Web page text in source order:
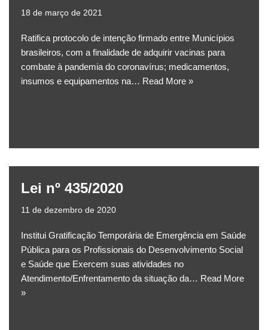
18 de março de 2021
Ratifica protocolo de intenção firmado entre Municípios
brasileiros, com a finalidade de adquirir vacinas para
combate à pandemia do coronavírus; medicamentos,
insumos e equipamentos na… Read More »
Lei nº 435/2020
11 de dezembro de 2020
Institui Gratificação Temporária de Emergência em Saúde
Pública para os Profissionais do Desenvolvimento Social
e Saúde que Exercem suas atividades no
Atendimento/Enfrentamento da situação da… Read More
»